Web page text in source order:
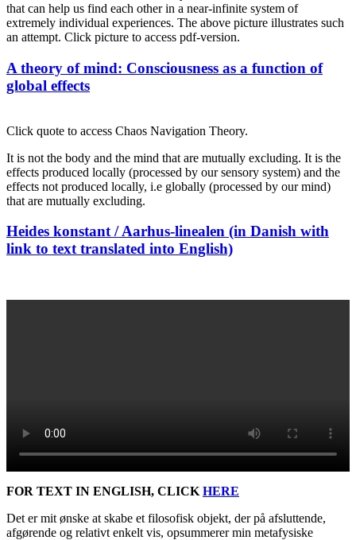
that can help us find each other in a near-infinite system of
extremely individual experiences. The above picture illustrates such
an attempt. Click picture to access pdf-version.
Posted
on
A theory of mind: Consciousness as a function of
global effects
Click quote to access Chaos Navigation Theory.
It is not the body and the mind that are mutually excluding. It is the
effects produced locally (processed by our sensory system) and the
effects not produced locally, i.e globally (processed by our mind)
that are mutually excluding.
Posted
on
Heides konstant / Aarhus-linealen (in Danish with
link to text translated into English)
FOR TEXT IN ENGLISH, CLICK HERE
Det er mit ønske at skabe et filosofisk objekt, der på afsluttende,
afgørende og relativt enkelt vis, opsummerer min metafysiske